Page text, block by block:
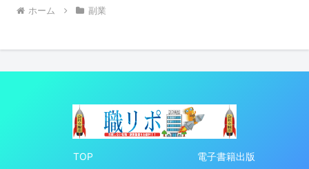
ホーム 副業
TOP
電子書籍出版